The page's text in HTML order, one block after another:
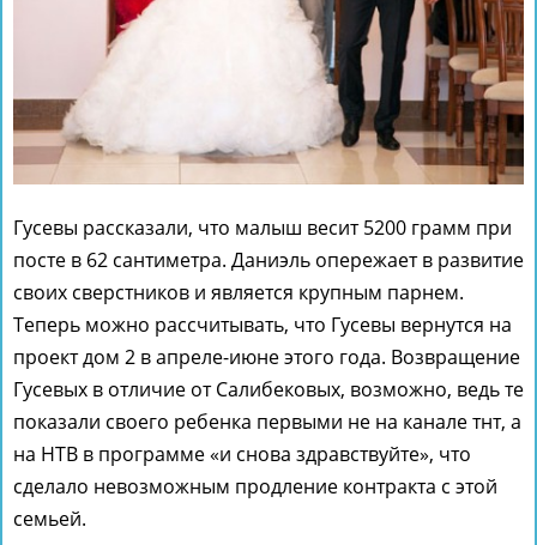
Гусевы рассказали, что малыш весит 5200 грамм при
посте в 62 сантиметра. Даниэль опережает в развитие
своих сверстников и является крупным парнем.
Теперь можно рассчитывать, что Гусевы вернутся на
проект дом 2 в апреле-июне этого года. Возвращение
Гусевых в отличие от Салибековых, возможно, ведь те
показали своего ребенка первыми не на канале тнт, а
на НТВ в программе «и снова здравствуйте», что
сделало невозможным продление контракта с этой
семьей.